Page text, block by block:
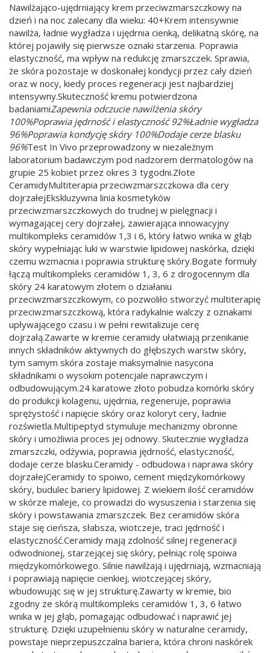
Nawilżająco-ujędrniający krem przeciwzmarszczkowy na
dzień i na noc zalecany dla wieku: 40+Krem intensywnie
nawilża, ładnie wygładza i ujędrnia cienką, delikatną skórę, na
której pojawiły się pierwsze oznaki starzenia. Poprawia
elastyczność, ma wpływ na redukcję zmarszczek. Sprawia,
że skóra pozostaje w doskonałej kondycji przez cały dzień
oraz w nocy, kiedy proces regeneracji jest najbardziej
intensywny.Skuteczność kremu potwierdzona
badaniamiZapewnia odczucie nawilżenia skóry
100%Poprawia jędrność i elastyczność 92%Ładnie wygładza
96%Poprawia kondycję skóry 100%Dodaje cerze blasku
96%Test In Vivo przeprowadzony w niezależnym
laboratorium badawczym pod nadzorem dermatologów na
grupie 25 kobiet przez okres 3 tygodni.Złote
CeramidyMultiterapia przeciwzmarszczkowa dla cery
dojrzałejEkskluzywna linia kosmetyków
przeciwzmarszczkowych do trudnej w pielęgnacji i
wymagającej cery dojrzałej, zawierająca innowacyjny
multikompleks ceramidów 1,3 i 6, który łatwo wnika w głąb
skóry wypełniając luki w warstwie lipidowej naskórka, dzięki
czemu wzmacnia i poprawia strukturę skóry.Bogate formuły
łączą multikompleks ceramidów 1, 3, 6 z drogocennym dla
skóry 24 karatowym złotem o działaniu
przeciwzmarszczkowym, co pozwoliło stworzyć multiterapię
przeciwzmarszczkową, która radykalnie walczy z oznakami
upływającego czasu i w pełni rewitalizuje cerę
dojrzałą.Zawarte w kremie ceramidy ułatwiają przenikanie
innych składników aktywnych do głębszych warstw skóry,
tym samym skóra zostaje maksymalnie nasycona
składnikami o wysokim potencjale naprawczym i
odbudowującym.24 karatowe złoto pobudza komórki skóry
do produkcji kolagenu, ujędrnia, regeneruje, poprawia
sprężystość i napięcie skóry oraz koloryt cery, ładnie
rozświetla.Multipeptyd stymuluje mechanizmy obronne
skóry i umożliwia proces jej odnowy. Skutecznie wygładza
zmarszczki, odżywia, poprawia jędrność, elastyczność,
dodaje cerze blasku.Ceramidy - odbudowa i naprawa skóry
dojrzałejCeramidy to spoiwo, cement międzykomórkowy
skóry, budulec bariery lipidowej. Z wiekiem ilość ceramidów
w skórze maleje, co prowadzi do wysuszenia i starzenia się
skóry i powstawania zmarszczek. Bez ceramidów skóra
staje się cieńsza, słabsza, wiotczeje, traci jędrność i
elastyczność.Ceramidy mają zdolność silnej regeneracji
odwodnionej, starzejącej się skóry, pełniąc rolę spoiwa
międzykomórkowego. Silnie nawilżają i ujędrniają, wzmacniają
i poprawiają napięcie cienkiej, wiotczejącej skóry,
wbudowując się w jej strukturę.Zawarty w kremie, bio
zgodny ze skórą multikompleks ceramidów 1, 3, 6 łatwo
wnika w jej głąb, pomagając odbudować i naprawić jej
strukturę. Dzięki uzupełnieniu skóry w naturalne ceramidy,
powstaje nieprzepuszczalna bariera, która chroni naskórek